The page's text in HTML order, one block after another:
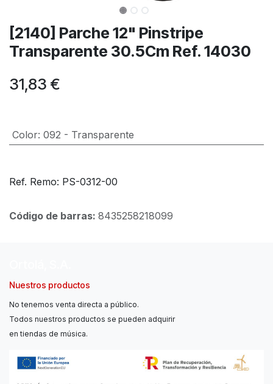
[2140] Parche 12" Pinstripe
Transparente 30.5Cm Ref. 14030
31,83 €
Color: 092 - Transparente
Ref. Remo: PS-0312-00
Código de barras: 8435258218099
Nuestros productos
No tenemos venta directa a público.
Todos nuestros productos se pueden adquirir
en tiendas de música.